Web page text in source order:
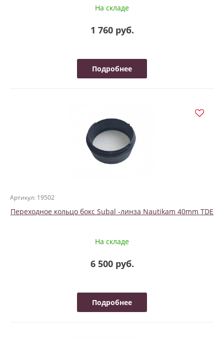
На складе
1 760 руб.
Подробнее
Артикул: 19502
Переходное кольцо бокс Subal -линза Nautikam 40mm TDE
На складе
6 500 руб.
Подробнее